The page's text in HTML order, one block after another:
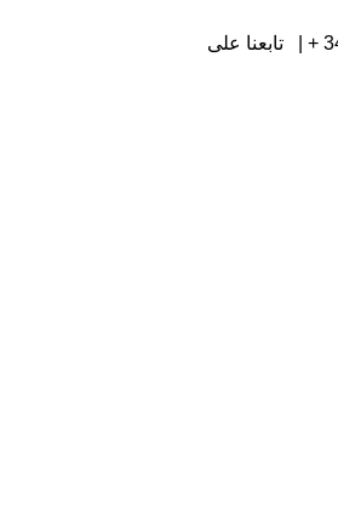
تابعنا على